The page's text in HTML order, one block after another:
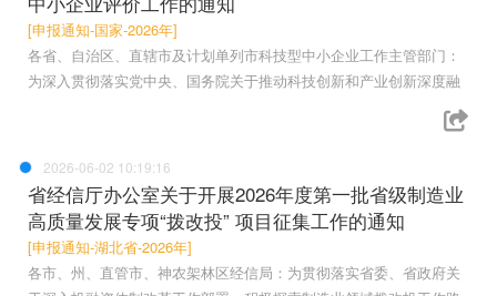
[申报通知-国家-2026年]
各省、自治区、直辖市及计划单列市科技型中小企业工作主管部门：
为深入贯彻落实党中央、国务院关于推动科技创新和产业创新深度融
2026-06-02 10:19:16
省经信厅办公室关于开展2026年度第一批省级制造业
高质量发展专项“拨改投” 项目征集工作的通知
[申报通知-湖北省-2026年]
各市、州、直管市、神农架林区经信局：为贯彻落实省委、省政府关